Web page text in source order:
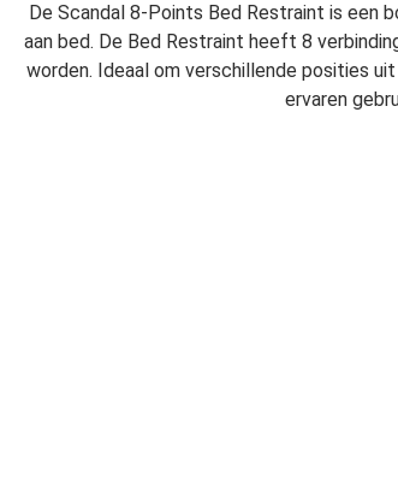
De Scandal 8-Points Bed Restraint is een
aan bed. De Bed Restraint heeft 8
worden. Ideaal om verschillende posities
ervaren